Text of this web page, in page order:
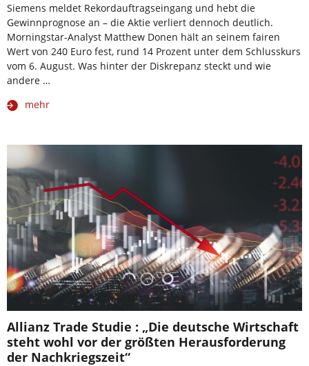
Siemens meldet Rekordauftragseingang und hebt die
Gewinnprognose an – die Aktie verliert dennoch deutlich.
Morningstar-Analyst Matthew Donen hält an seinem fairen
Wert von 240 Euro fest, rund 14 Prozent unter dem Schlusskurs
vom 6. August. Was hinter der Diskrepanz steckt und wie
andere …
mehr
Allianz Trade Studie : „Die deutsche Wirtschaft
steht wohl vor der größten Herausforderung
der Nachkriegszeit“